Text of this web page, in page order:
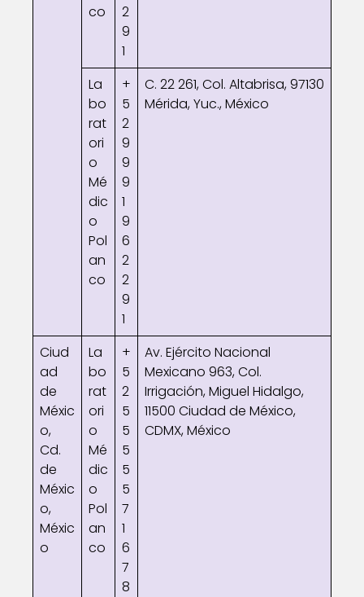
co
2
9
1
La
bo
rat
ori
o
Mé
dic
o
Pol
an
co
+
5
2
9
9
9
1
9
6
2
2
9
1
C. 22 261, Col. Altabrisa, 97130
Mérida, Yuc., México
Ciud
ad
de
Méxic
o,
Cd.
de
Méxic
o,
Méxic
o
La
bo
rat
ori
o
Mé
dic
o
Pol
an
co
+
5
2
5
5
5
5
5
7
1
6
7
8
Av. Ejército Nacional
Mexicano 963, Col.
Irrigación, Miguel Hidalgo,
11500 Ciudad de México,
CDMX, México